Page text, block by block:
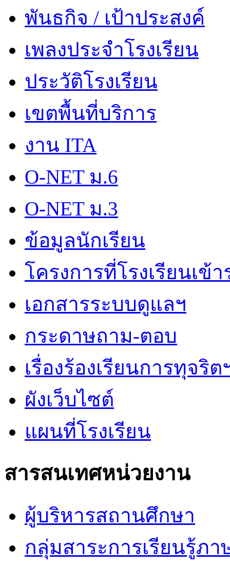
พันธกิจ / เป้าประสงค์
เพลงประจำโรงเรียน
ประวัติโรงเรียน
เขตพื้นที่บริการ
งาน ITA
O-NET ม.6
O-NET ม.3
ข้อมูลนักเรียน
โครงการที่โรงเรียนเข้
เอกสารระบบดูแลฯ
กระดาษถาม-ตอบ
เรื่องร้องเรียนการทุจริต
ผังเว็บไซต์
แผนที่โรงเรียน
สารสนเทศหน่วยงาน
ผู้บริหารสถานศึกษา
กลุ่มสาระการเรียนรู้ภา